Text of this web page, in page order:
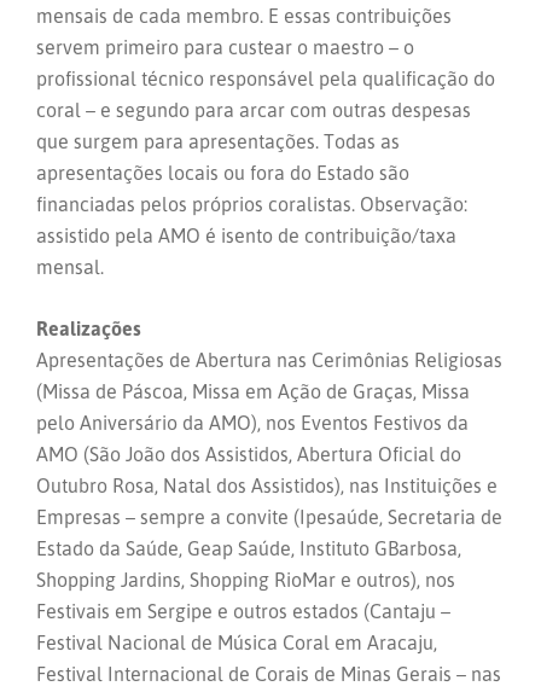
mensais de cada membro. E essas contribuições
servem primeiro para custear o maestro – o
profissional técnico responsável pela qualificação do
coral – e segundo para arcar com outras despesas
que surgem para apresentações. Todas as
apresentações locais ou fora do Estado são
financiadas pelos próprios coralistas. Observação:
assistido pela AMO é isento de contribuição/taxa
mensal.
Realizações
Apresentações de Abertura nas Cerimônias Religiosas
(Missa de Páscoa, Missa em Ação de Graças, Missa
pelo Aniversário da AMO), nos Eventos Festivos da
AMO (São João dos Assistidos, Abertura Oficial do
Outubro Rosa, Natal dos Assistidos), nas Instituições e
Empresas – sempre a convite (Ipesaúde, Secretaria de
Estado da Saúde, Geap Saúde, Instituto GBarbosa,
Shopping Jardins, Shopping RioMar e outros), nos
Festivais em Sergipe e outros estados (Cantaju –
Festival Nacional de Música Coral em Aracaju,
Festival Internacional de Corais de Minas Gerais – nas